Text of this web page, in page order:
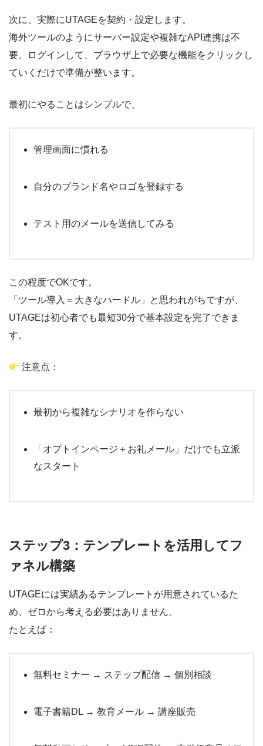
次に、実際にUTAGEを契約・設定します。
海外ツールのようにサーバー設定や複雑なAPI連携は不
要。ログインして、ブラウザ上で必要な機能をクリックし
ていくだけで準備が整います。
最初にやることはシンプルで、
管理画面に慣れる
自分のブランド名やロゴを登録する
テスト用のメールを送信してみる
この程度でOKです。
「ツール導入＝大きなハードル」と思われがちですが、
UTAGEは初心者でも最短30分で基本設定を完了できま
す。
注意点：
最初から複雑なシナリオを作らない
「オプトインページ＋お礼メール」だけでも立派
なスタート
ステップ3：テンプレートを活用してフ
ァネル構築
UTAGEには実績あるテンプレートが用意されているた
め、ゼロから考える必要はありません。
たとえば：
無料セミナー → ステップ配信 → 個別相談
電子書籍DL → 教育メール → 講座販売